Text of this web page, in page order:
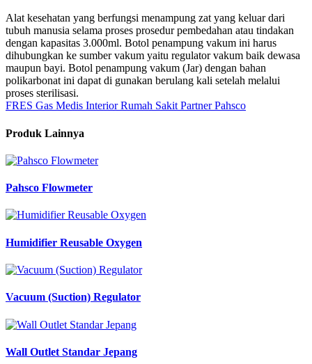
Alat kesehatan yang berfungsi menampung zat yang keluar dari
tubuh manusia selama proses prosedur pembedahan atau tindakan
dengan kapasitas 3.000ml. Botol penampung vakum ini harus
dihubungkan ke sumber vakum yaitu regulator vakum baik dewasa
maupun bayi. Botol penampung vakum (Jar) dengan bahan
polikarbonat ini dapat di gunakan berulang kali setelah melalui
proses sterilisasi.
FRES Gas Medis Interior Rumah SakitPartner Pahsco
Produk Lainnya
Pahsco Flowmeter
Humidifier Reusable Oxygen
Vacuum (Suction) Regulator
Wall Outlet Standar Jepang